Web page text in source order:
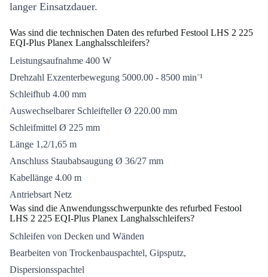
langer Einsatzdauer.
Was sind die technischen Daten des refurbed Festool LHS 2 225
EQI-Plus Planex Langhalsschleifers?
Leistungsaufnahme 400 W
Drehzahl Exzenterbewegung 5000.00 - 8500 min⁻¹
Schleifhub 4.00 mm
Auswechselbarer Schleifteller Ø 220.00 mm
Schleifmittel Ø 225 mm
Länge 1,2/1,65 m
Anschluss Staubabsaugung Ø 36/27 mm
Kabellänge 4.00 m
Antriebsart Netz
Was sind die Anwendungsschwerpunkte des refurbed Festool
LHS 2 225 EQI-Plus Planex Langhalsschleifers?
Schleifen von Decken und Wänden
Bearbeiten von Trockenbauspachtel, Gipsputz,
Dispersionsspachtel